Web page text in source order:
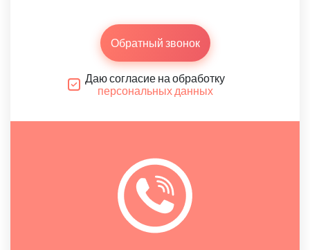
Обратный звонок
Даю согласие на обработку
персональных данных